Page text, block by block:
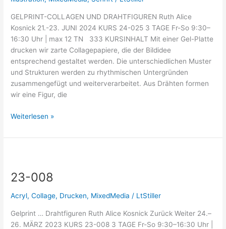
GELPRINT-COLLAGEN UND DRAHTFIGUREN Ruth Alice
Kosnick 21.-23. JUNI 2024 KURS 24-025 3 TAGE Fr-So 9:30–
16:30 Uhr | max 12 TN 333 KURSINHALT Mit einer Gel-Platte
drucken wir zarte Collagepapiere, die der Bildidee
entsprechend gestaltet werden. Die unterschiedlichen Muster
und Strukturen werden zu rhythmischen Untergründen
zusammengefügt und weiterverarbeitet. Aus Drähten formen
wir eine Figur, die
Weiterlesen »
23-008
Acryl,Collage, Drucken, MixedMedia / LtStiller
Gelprint … Drahtfiguren Ruth Alice Kosnick Zurück Weiter 24.–
26. MÄRZ 2023 KURS 23-008 3 TAGE Fr-So 9:30–16:30 Uhr |